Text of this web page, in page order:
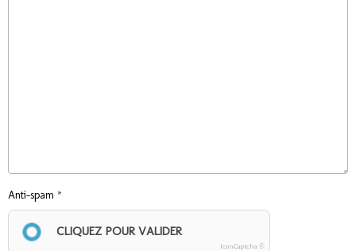
Anti-spam
CLIQUEZ POUR VALIDER
IconCaptcha ©